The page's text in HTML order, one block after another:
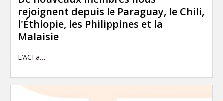
rejoignent depuis le Paraguay, le Chili,
l'Éthiopie, les Philippines et la
Malaisie
L’ACI a…